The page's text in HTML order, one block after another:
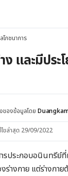
โภชนาการ
ง และมีประ
ของข้อมูลโดย
ไขล่าสุด 29/09/2022
รประกอบอนินทรีย์ที่
ร่างกาย แต่ร่างกา